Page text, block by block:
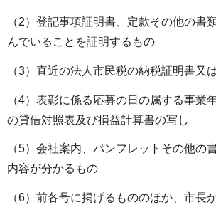
（2）登記事項証明書、定款その他の書
んでいることを証明するもの
（3）直近の法人市民税の納税証明書又
（4）表彰に係る応募の日の属する事業
の貸借対照表及び損益計算書の写し
（5）会社案内、パンフレットその他の
内容が分かるもの
（6）前各号に掲げるもののほか、市長